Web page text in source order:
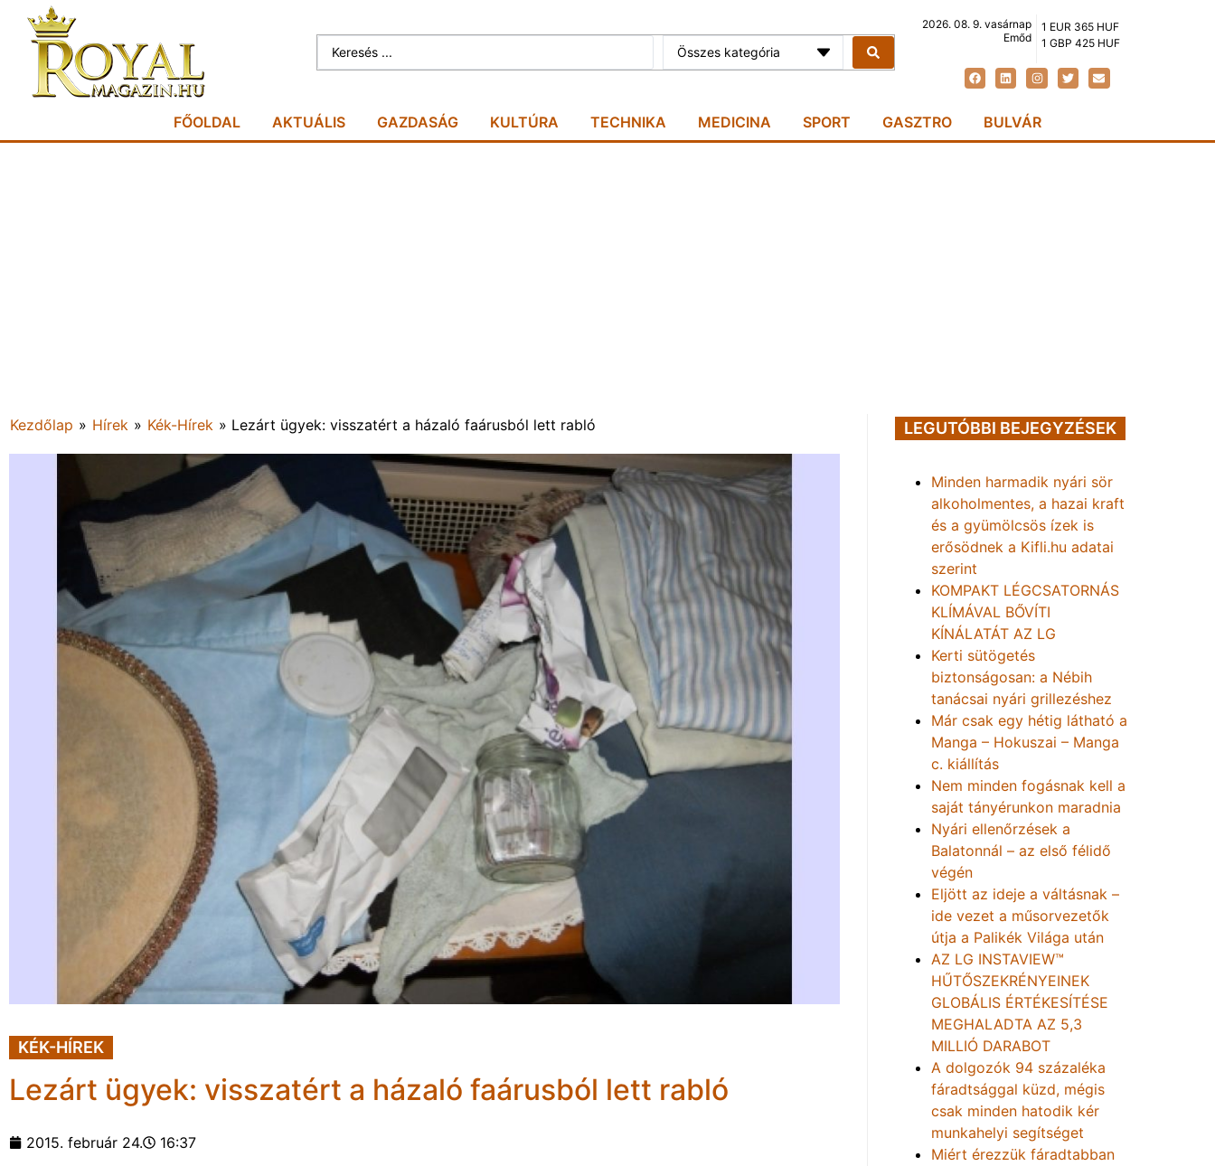
Összes kategória
2026. 08. 9. vasárnap
Emőd
1 EUR 365 HUF
1 GBP 425 HUF
FŐOLDAL AKTUÁLIS GAZDASÁG KULTÚRA TECHNIKA MEDICINA SPORT GASZTRO BULVÁR
Kezdőlap » Hírek » Kék-Hírek » Lezárt ügyek: visszatért a házaló faárusból lett rabló
KÉK-HÍREK
Lezárt ügyek: visszatért a házaló faárusból lett rabló
2015. február 24. 16:37
LEGUTÓBBI BEJEGYZÉSEK
Minden harmadik nyári sör
alkoholmentes, a hazai kraft
és a gyümölcsös ízek is
erősödnek a Kifli.hu adatai
szerint
KOMPAKT LÉGCSATORNÁS
KLÍMÁVAL BŐVÍTI
KÍNÁLATÁT AZ LG
Kerti sütögetés
biztonságosan: a Nébih
tanácsai nyári grillezéshez
Már csak egy hétig látható a
Manga – Hokuszai – Manga
c. kiállítás
Nem minden fogásnak kell a
saját tányérunkon maradnia
Nyári ellenőrzések a
Balatonnál – az első félidő
végén
Eljött az ideje a váltásnak –
ide vezet a műsorvezetők
útja a Palikék Világa után
AZ LG INSTAVIEW™
HŰTŐSZEKRÉNYEINEK
GLOBÁLIS ÉRTÉKESÍTÉSE
MEGHALADTA AZ 5,3
MILLIÓ DARABOT
A dolgozók 94 százaléka
fáradtsággal küzd, mégis
csak minden hatodik kér
munkahelyi segítséget
Miért érezzük fáradtabban